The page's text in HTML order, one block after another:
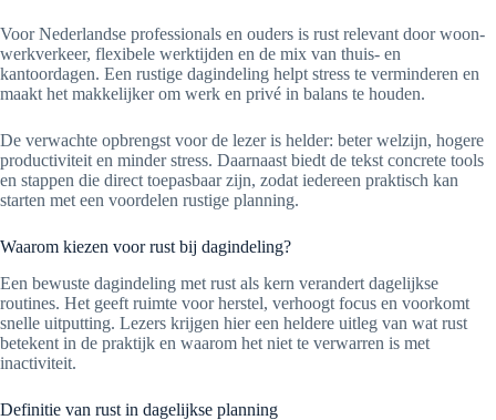
Voor Nederlandse professionals en ouders is rust relevant door woon-
werkverkeer, flexibele werktijden en de mix van thuis- en
kantoordagen. Een rustige dagindeling helpt stress te verminderen en
maakt het makkelijker om werk en privé in balans te houden.
De verwachte opbrengst voor de lezer is helder: beter welzijn, hogere
productiviteit en minder stress. Daarnaast biedt de tekst concrete tools
en stappen die direct toepasbaar zijn, zodat iedereen praktisch kan
starten met een voordelen rustige planning.
Waarom kiezen voor rust bij dagindeling?
Een bewuste dagindeling met rust als kern verandert dagelijkse
routines. Het geeft ruimte voor herstel, verhoogt focus en voorkomt
snelle uitputting. Lezers krijgen hier een heldere uitleg van wat rust
betekent in de praktijk en waarom het niet te verwarren is met
inactiviteit.
Definitie van rust in dagelijkse planning